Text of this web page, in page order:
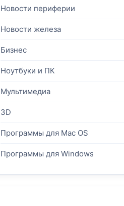
Новости периферии
Новости железа
Бизнес
Ноутбуки и ПК
Мультимедиа
3D
Программы для Mac OS
Программы для Windows